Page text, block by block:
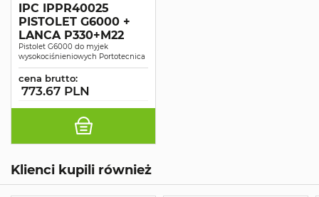
IPC IPPR40025
PISTOLET G6000 +
LANCA P330+M22
Pistolet G6000 do myjek
wysokociśnieniowych Portotecnica
cena brutto:
773.67 PLN
Klienci kupili również